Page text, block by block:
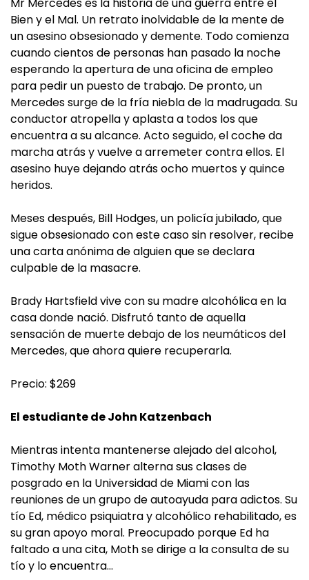
Bien y el Mal. Un retrato inolvidable de la mente de
un asesino obsesionado y demente. Todo comienza
cuando cientos de personas han pasado la noche
esperando la apertura de una oficina de empleo
para pedir un puesto de trabajo. De pronto, un
Mercedes surge de la fría niebla de la madrugada. Su
conductor atropella y aplasta a todos los que
encuentra a su alcance. Acto seguido, el coche da
marcha atrás y vuelve a arremeter contra ellos. El
asesino huye dejando atrás ocho muertos y quince
heridos.
Meses después, Bill Hodges, un policía jubilado, que
sigue obsesionado con este caso sin resolver, recibe
una carta anónima de alguien que se declara
culpable de la masacre.
Brady Hartsfield vive con su madre alcohólica en la
casa donde nació. Disfrutó tanto de aquella
sensación de muerte debajo de los neumáticos del
Mercedes, que ahora quiere recuperarla.
Precio: $269
El estudiante de John Katzenbach
Mientras intenta mantenerse alejado del alcohol,
Timothy Moth Warner alterna sus clases de
posgrado en la Universidad de Miami con las
reuniones de un grupo de autoayuda para adictos. Su
tío Ed, médico psiquiatra y alcohólico rehabilitado, es
su gran apoyo moral. Preocupado porque Ed ha
faltado a una cita, Moth se dirige a la consulta de su
tío y lo encuentra…